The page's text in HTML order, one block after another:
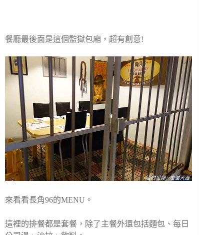
餐廳最後面是這個監獄包廂，超有創意!
來看看長角96的MENU。
這裡的排餐都是套餐，除了主餐外還包括麵包、每日